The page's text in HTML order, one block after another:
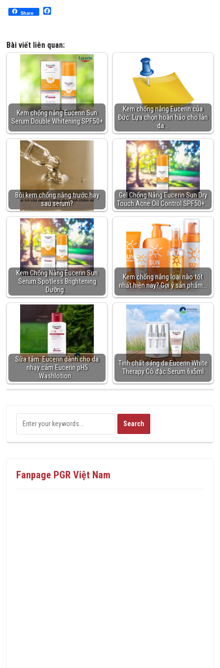
Share
Bài viết liên quan:
Kem chống nắng Eucerin Sun
Serum Double Whitening SPF50+
Kem chống nắng Eucerin của
Đức: Lựa chọn hoàn hảo cho làn
da…
Bôi kem chống nắng trước hay
sau serum?
Gel Chống Nắng Eucerin Sun Dry
Touch Acne Oil Control SPF50+…
Kem Chống Nắng Eucerin Sun
Serum Spotless Brightening
Dưỡng…
Kem chống nắng loại nào tốt
nhất hiện nay? Gợi ý sản phẩm…
Sữa tắm Eucerin dành cho da
nhạy cảm Eucerin pH5
Washlotion…
Tinh chất sáng da Eucerin White
Therapy Cô đặc Serum 6x5ml
Fanpage PGR Việt Nam